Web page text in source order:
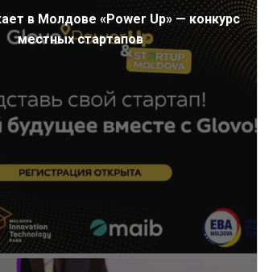
в Молдове «Power Up» — конкурс
местных стартапов